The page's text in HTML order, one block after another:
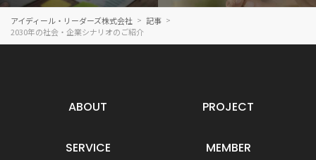
アイディール・リーダーズ株式会社
記事
2030年の社会・企業シナリオのご紹介
ABOUT PROJECT
SERVICE MEMBER